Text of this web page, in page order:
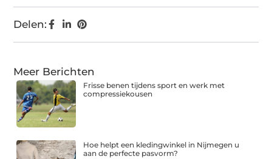
Delen:
Meer Berichten
Frisse benen tijdens sport en werk met
compressiekousen
Hoe helpt een kledingwinkel in Nijmegen u
aan de perfecte pasvorm?